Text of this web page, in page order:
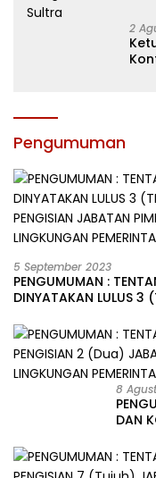
2
Pengumuman
5 September 2023
PENGUMUMAN :
DINYATAKAN LULUS 3
LINGKUNGAN
8
DAN